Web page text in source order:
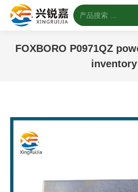
搜
索：
FOXBORO P0971QZ
inventory